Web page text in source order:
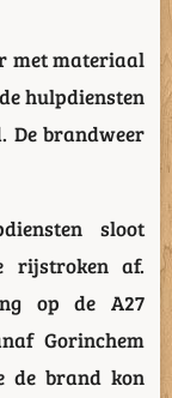
met materiaal
hulpdiensten
De brandweer
sloot
rijstroken af.
op de A27
Gorinchem
de brand kon